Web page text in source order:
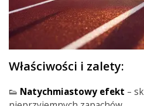
Właściwości i zalety:
👟 Natychmiastowy efekt –